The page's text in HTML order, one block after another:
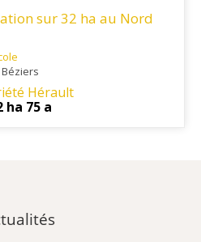
sur 32 ha au Nord
Hérault
ha 75 a